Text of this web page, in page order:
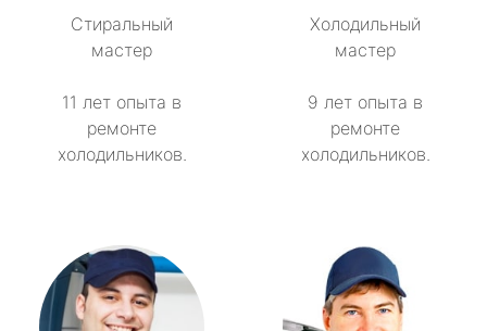
Стиральный
мастер
11 лет опыта в
ремонте
холодильников.
Холодильный
мастер
9 лет опыта в
ремонте
холодильников.